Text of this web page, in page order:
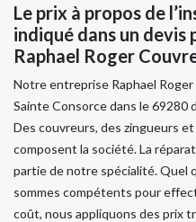
Le prix à propos de
indiqué dans un devis
Raphael Roger
Notre entreprise Raphael
Sainte Consorce dans le 69280
Des couvreurs, des zingueurs
composent la société. La
partie de notre spécialité. Quel
sommes compétents pour
coût, nous appliquons des prix